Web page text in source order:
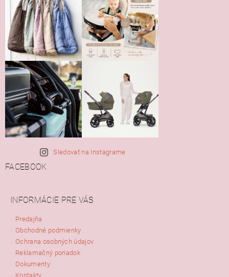
Sledovať na Instagrame
FACEBOOK
INFORMÁCIE PRE VÁS
Predajňa
Obchodné podmienky
Ochrana osobných údajov
Reklamačný poriadok
Dokumenty
Kontakty